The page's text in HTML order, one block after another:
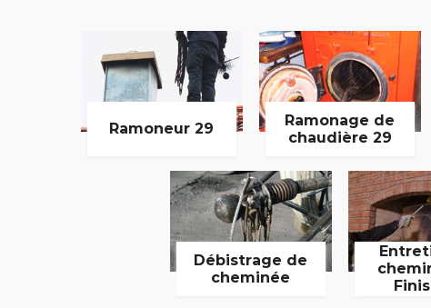
Ramoneur 29
Ramonage de
chaudière 29
Débistrage de
cheminée